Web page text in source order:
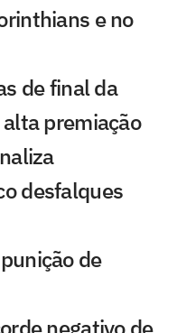
e no
de final da
premiação
desfalques
de